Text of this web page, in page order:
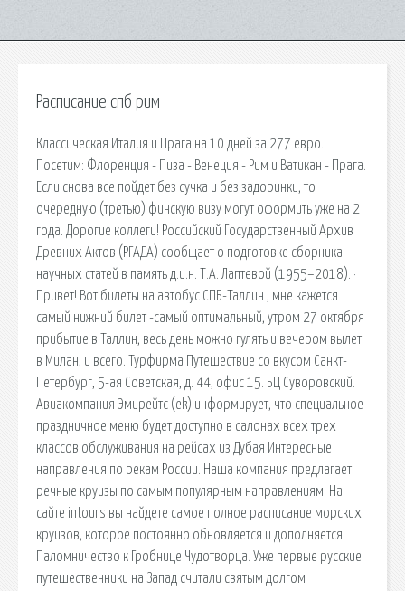
Расписание спб рим
Классическая Италия и Прага на 10 дней за 277 евро.
Посетим: Флоренция - Пиза - Венеция - Рим и Ватикан - Прага.
Если снова все пойдет без сучка и без задоринки, то
очередную (третью) финскую визу могут оформить уже на 2
года. Дорогие коллеги! Российский Государственный Архив
Древних Актов (РГАДА) сообщает о подготовке сборника
научных статей в память д.и.н. Т.А. Лаптевой (1955–2018). ·
Привет! Вот билеты на автобус СПБ-Таллин , мне кажется
самый нижний билет -самый оптимальный, утром 27 октября
прибытие в Таллин, весь день можно гулять и вечером вылет
в Милан, и всего. Турфирма Путешествие со вкусом Санкт-
Петербург, 5-ая Советская, д. 44, офис 15. БЦ Суворовский.
Авиакомпания Эмирейтс (ek) информирует, что специальное
праздничное меню будет доступно в салонах всех трех
классов обслуживания на рейсах из Дубая Интересные
направления по рекам России. Наша компания предлагает
речные круизы по самым популярным направлениям. На
сайте intours вы найдете самое полное расписание морских
круизов, которое постоянно обновляется и дополняется.
Паломничество к Гробнице Чудотворца. Уже первые русские
путешественники на Запад считали святым долгом